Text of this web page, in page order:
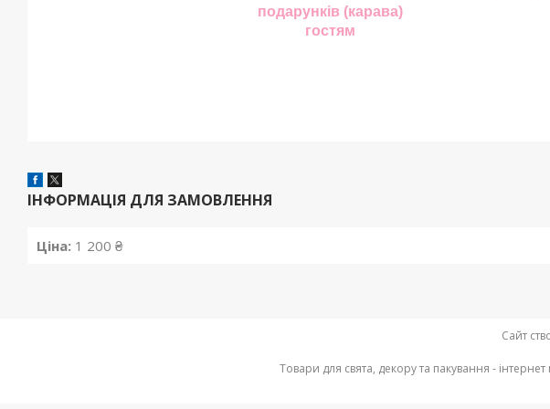
подарунків (карава)
гостям
ІНФОРМАЦІЯ ДЛЯ ЗАМОВЛЕННЯ
Ціна: 1 200 ₴
Сайт